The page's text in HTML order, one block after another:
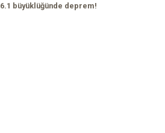
6.1 büyüklüğünde deprem!